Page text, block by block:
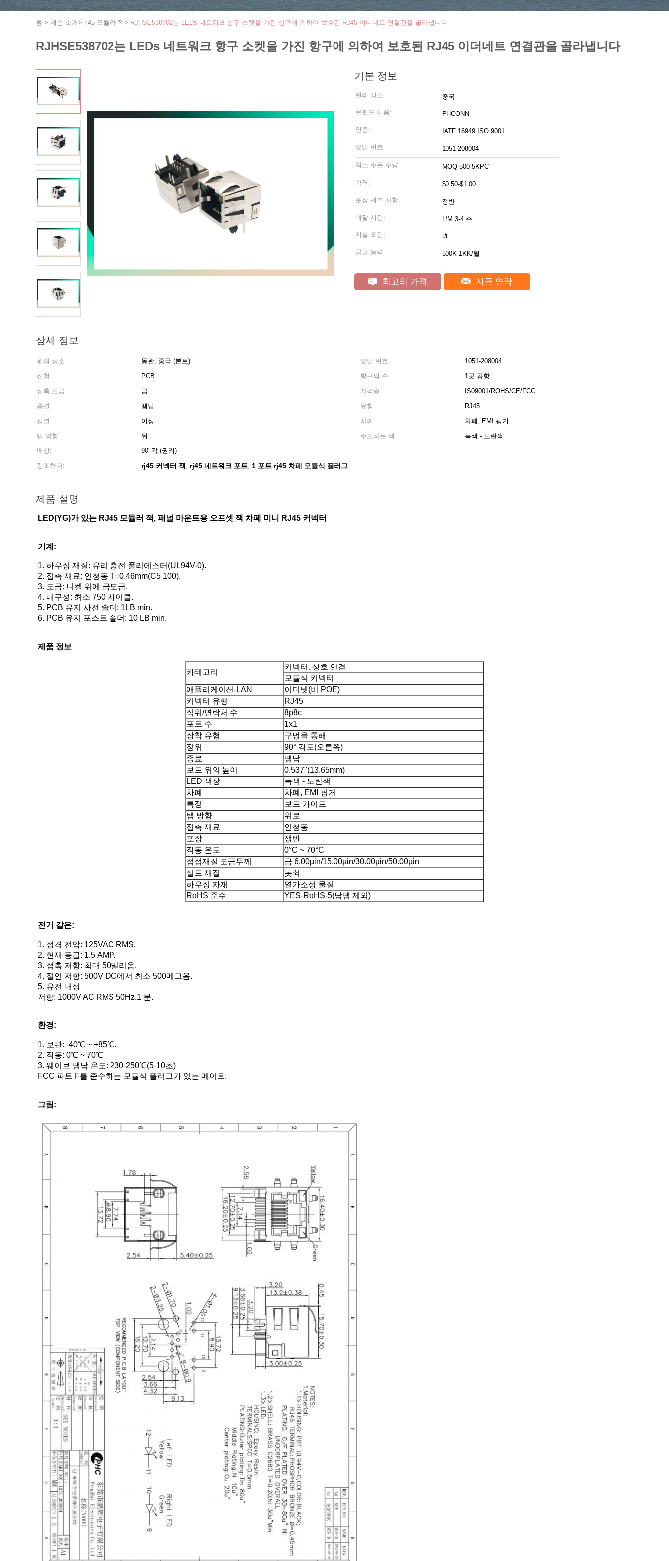
홈 > 제품 소개> rj45 모듈라 잭> RJHSE538702는 LEDs 네트워크 항구 소켓을 가진 항구에 의하여 보호된 RJ45 이더네트 연결관을 골라냅니다
RJHSE538702는 LEDs 네트워크 항구 소켓을 가진 항구에 의하여 보호된 RJ45 이더네트 연결관을 골라냅니다
기본 정보
원래 장소: 중국
브랜드 이름: PHCONN
인증: IATF 16949 ISO 9001
모델 번호: 1051-208004
최소 주문 수량: MOQ 500-5KPC
가격: $0.50-$1.00
포장 세부 사항: 쟁반
배달 시간: L/M 3-4 주
지불 조건: t/t
공급 능력: 500K-1KK/월
최고의 가격 지금 연락
상세 정보
원래 장소: 동완, 중국 (본토) 모델 번호:
1051-208004
신청:
PCB 항구의 수:
1곳 공항
접촉 도금:
금 자격증:
IS09001/ROHS/CE/FCC
종결:
땜납 유형:
RJ45
성별:
여성 차폐:
차폐, EMI 핑거
탭 방향:
위 주도하는 색:
녹색 - 노란색
배향:
90' 각 (권리)
강조하다:
rj45 커넥터 잭 , rj45 네트워크 포트, 1 포트 rj45 차폐 모듈식 플러그
제품 설명
LED(YG)가 있는 RJ45 모듈러 잭, 패널 마운트용 오프셋 잭 차폐 미니 RJ45 커넥터
기계:
1. 하우징 재질: 유리 충전 폴리에스터(UL94V-0).
2. 접촉 재료: 인청동 T=0.46mm(C5 100).
3. 도금: 니켈 위에 금도금.
4. 내구성: 최소 750 사이클.
5. PCB 유지 사전 솔더: 1LB min.
6. PCB 유지 포스트 솔더: 10 LB min.
제품 정보
카테고리
커넥터, 상호 연결
모듈식 커넥터
애플리케이션-LAN
이더넷(비 POE)
커넥터 유형
RJ45
직위/연락처 수
8p8c
포트 수
1x1
장착 유형
구멍을 통해
정위
90° 각도(오른쪽)
종료
땜납
보드 위의 높이
0.537"(13.65mm)
LED 색상
녹색 - 노란색
차폐
차폐, EMI 핑거
특징
보드 가이드
탭 방향
위로
접촉 재료
인청동
포장
쟁반
작동 온도
0°C ~ 70°C
접점재질 도금두께
금 6.00µin/15.00µin/30.00µin/50.00µin
실드 재질
놋쇠
하우징 자재
열가소성 물질
RoHS 준수
YES-RoHS-5(납땜 제외)
전기 같은:
1. 정격 전압: 125VAC RMS.
2. 현재 등급: 1.5 AMP.
3. 접촉 저항: 최대 50밀리옴.
4. 절연 저항: 500V DC에서 최소 500메그옴.
5. 유전 내성
저항: 1000V AC RMS 50Hz.1 분.
환경:
1. 보관: -40℃ ~ +85℃.
2. 작동: 0℃ ~ 70℃
3. 웨이브 땜납 온도: 230-250℃(5-10초)
FCC 파트 F를 준수하는 모듈식 플러그가 있는 메이트.
그림: